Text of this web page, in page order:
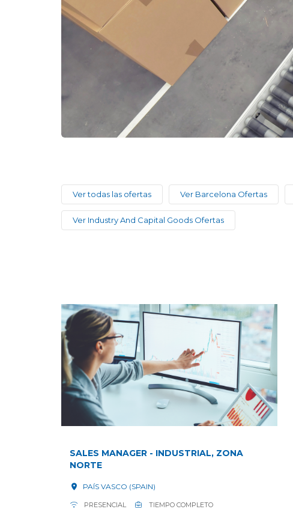
Ver todas las ofertas Ver Barcelona Ofertas
Ver Industry And Capital Goods Ofertas
SALES MANAGER - INDUSTRIAL, ZONA
NORTE
PAÍS VASCO (SPAIN)
PRESENCIAL TIEMPO COMPLETO